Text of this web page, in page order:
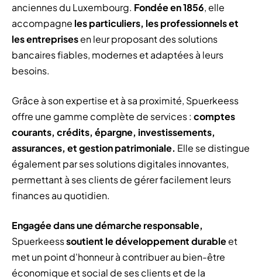
anciennes du Luxembourg. Fondée en 1856, elle
accompagne les particuliers, les professionnels et
les entreprisesen leur proposant des solutions
bancaires fiables, modernes et adaptées à leurs
besoins.
Grâce à son expertise et à sa proximité, Spuerkeess
offre une gamme complète de services : comptes
courants, crédits, épargne, investissements,
assurances, et gestion patrimoniale. Elle se distingue
également par ses solutions digitales innovantes,
permettant à ses clients de gérer facilement leurs
finances au quotidien.
Engagée dans une démarche responsable,
Spuerkeesssoutient le développement durableet
met un point d'honneur à contribuer au bien-être
économique et social de ses clients et de la